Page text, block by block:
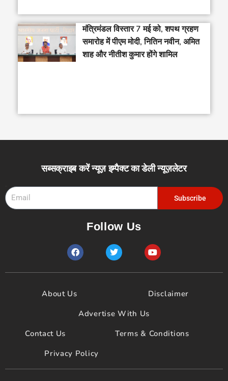
मंत्रिमंडल विस्तार 7 मई को, शपथ ग्रहण
समारोह में पीएम मोदी, नितिन नवीन, अमित
शाह और नीतीश कुमार होंगे शामिल
सब्सक्राइब करें न्यूज़ इम्पैक्ट का डेली न्यूज़लेटर
Subscribe
Follow Us
F
a
e
o
T
w
t
Y
o
t
b
e
About Us
Disclaimer
Advertise With Us
Contact Us
Terms & Conditions
Privacy Policy